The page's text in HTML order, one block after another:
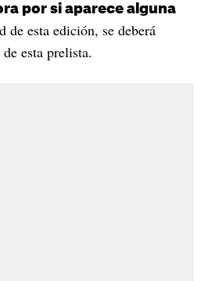
por si aparece alguna
de esta edición, se deberá
esta prelista.